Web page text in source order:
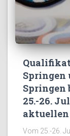
Springen
Springen
25.-26.
Vom 25.-26.